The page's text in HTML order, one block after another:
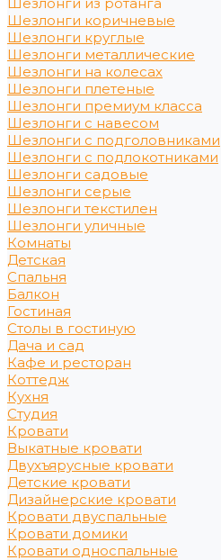
Шезлонги коричневые
Шезлонги круглые
Шезлонги металлические
Шезлонги на колесах
Шезлонги плетеные
Шезлонги премиум класса
Шезлонги с навесом
Шезлонги с подголовниками
Шезлонги с подлокотниками
Шезлонги садовые
Шезлонги серые
Шезлонги текстилен
Шезлонги уличные
Комнаты
Детская
Спальня
Балкон
Гостиная
Столы в гостиную
Дача и сад
Кафе и ресторан
Коттедж
Кухня
Студия
Кровати
Выкатные кровати
Двухъярусные кровати
Детские кровати
Дизайнерские кровати
Кровати двуспальные
Кровати домики
Кровати односпальные